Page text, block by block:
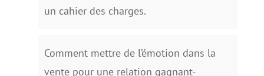
un cahier des charges.
Comment mettre de l’émotion dans la
vente pour une relation gagnant-